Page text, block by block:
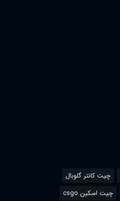
چیت کانتر گلوبال
چیت اسکین csgo